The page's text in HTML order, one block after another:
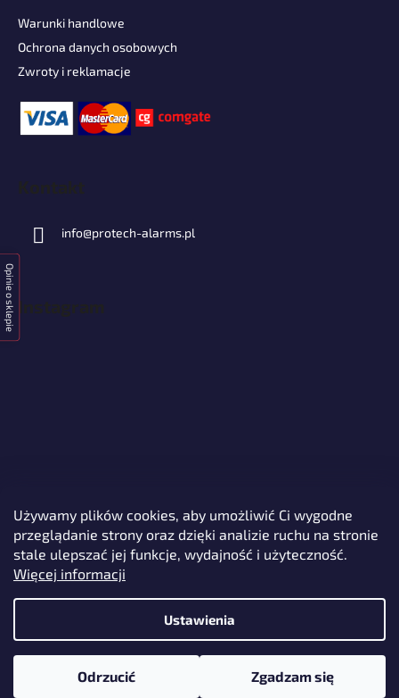
Używamy plików cookies, aby umożliwić Ci wygodne
przeglądanie strony oraz dzięki analizie ruchu na stronie
stale ulepszać jej funkcje, wydajność i użyteczność.
Więcej informacji
Ustawienia
Odrzucić Zgadzam się
Opinie o sklepie
Warunki handlowe
Ochrona danych osobowych
Zwroty i reklamacje
Kontakt
info@protech-alarms.pl
Instagram
Śledź na Instagramie
Opracował Shoptet
Copyright 2026Protech Alarms
. Wszystkie prawa zastrzeżone.